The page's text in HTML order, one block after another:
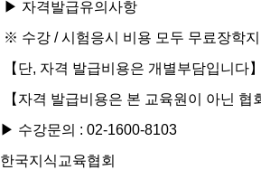
▶ 자격발급유의사항
※ 수강 / 시험응시 비용 모두 무료장학
【단, 자격 발급비용은 개별부담입니다】
【자격 발급비용은 본 교육원이 아닌 협
▶ 수강문의 : 02-1600-8103
한국지식교육협회